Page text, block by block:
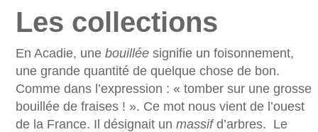
Les collections
En Acadie, une bouillée signifie un foisonnement,
une grande quantité de quelque chose de bon.
Comme dans l’expression : « tomber sur une grosse
bouillée de fraises ! ». Ce mot nous vient de l’ouest
de la France. Il désignait un massifd’arbres. Le